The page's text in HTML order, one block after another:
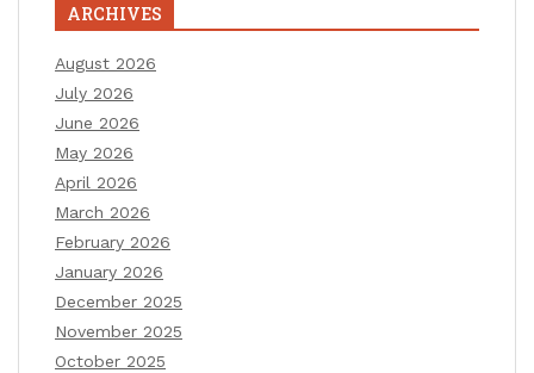
ARCHIVES
August 2026
July 2026
June 2026
May 2026
April 2026
March 2026
February 2026
January 2026
December 2025
November 2025
October 2025